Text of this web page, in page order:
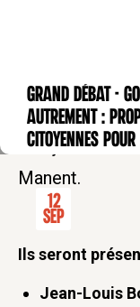
CONFÉRENCE
GRAND DÉBAT -
autrement :
citoyennes pour
12
Sep
intérieure et
question sera
entre Jean-
français et
Manent.
Ils seront
Jean-Louis